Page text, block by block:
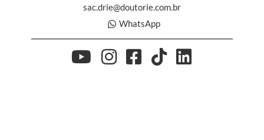
sac.drie@doutorie.com.br
WhatsApp